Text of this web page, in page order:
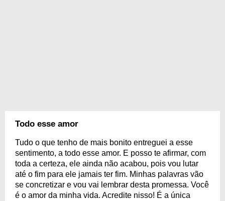
Todo esse amor
Tudo o que tenho de mais bonito entreguei a esse
sentimento, a todo esse amor. E posso te afirmar, com
toda a certeza, ele ainda não acabou, pois vou lutar
até o fim para ele jamais ter fim. Minhas palavras vão
se concretizar e vou vai lembrar desta promessa. Você
é o amor da minha vida. Acredite nisso! É a única